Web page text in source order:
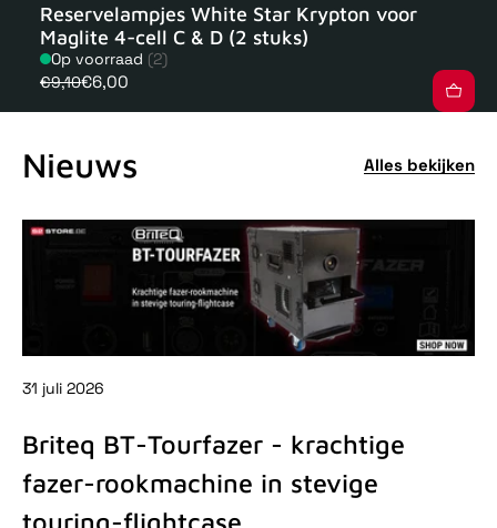
Reservelampjes White Star Krypton voor
Maglite 4-cell C & D (2 stuks)
Op voorraad (2)
€9,10€6,00
Nieuws Alles bekijken
31 juli 2026
Briteq BT-Tourfazer - krachtige
fazer-rookmachine in stevige
touring-flightcase